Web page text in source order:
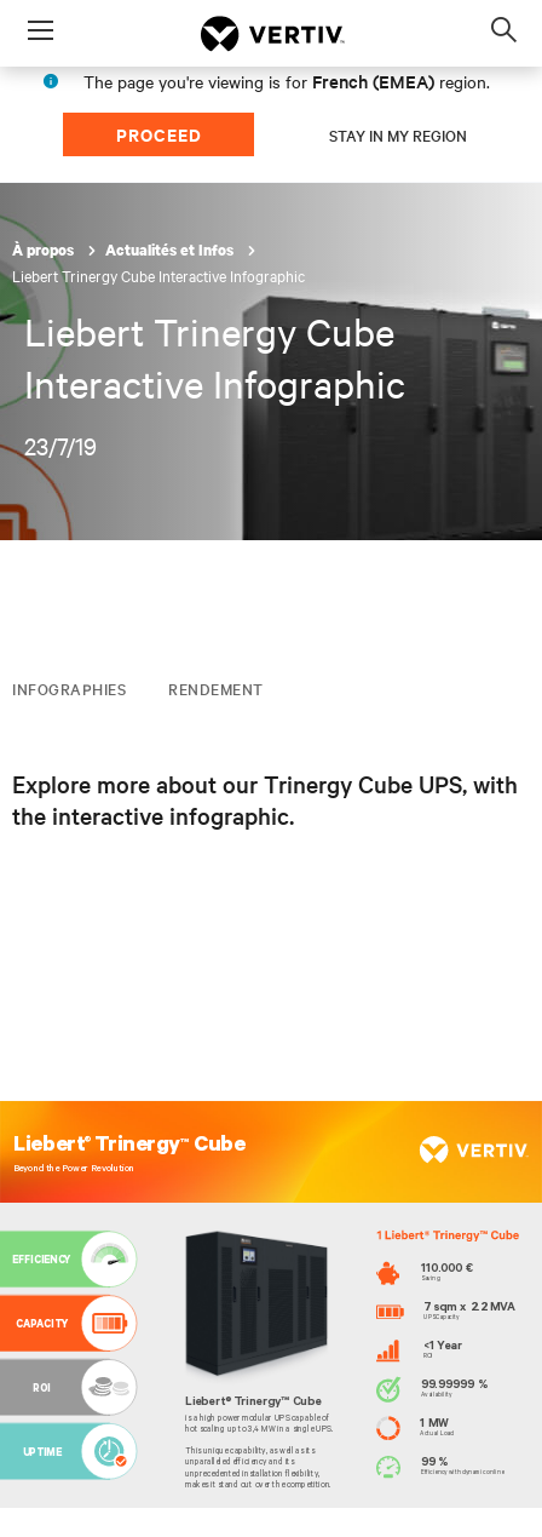
Menu
The page you're viewing is for French (EMEA) region.
PROCEED STAY IN MY REGION
À propos Actualités et Infos
Liebert Trinergy Cube Interactive Infographic
Liebert Trinergy Cube
Interactive Infographic
23/7/19
INFOGRAPHIES RENDEMENT
Explore more about our Trinergy Cube UPS, with
the interactive infographic.